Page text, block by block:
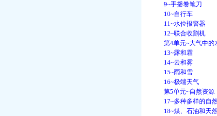
9~手摇卷笔刀
10~自行车
11~水位报警器
12~联合收割机
第4单元~大气中的
13~露和霜
14~云和雾
15~雨和雪
16~极端天气
第5单元~自然资源
17~多种多样的自
18~煤、石油和天